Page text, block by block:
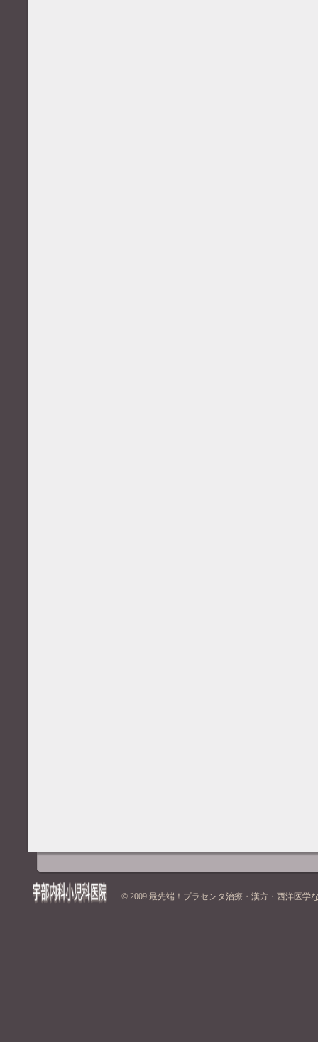
© 2009 最先端！プラセンタ治療・漢方・西洋医学